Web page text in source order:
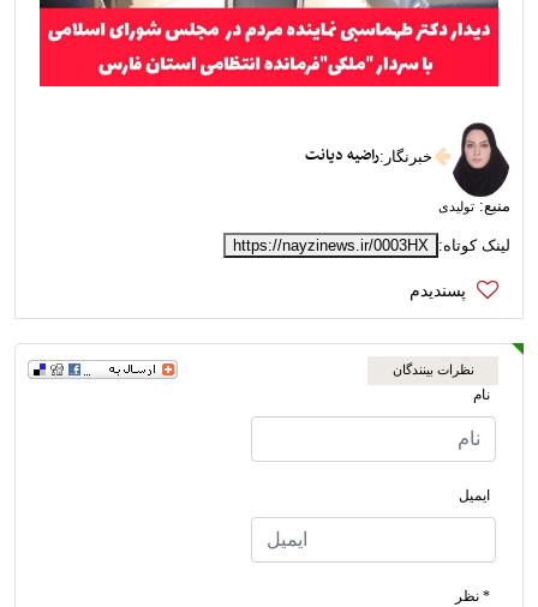
خبرنگار :راضیه دیانت
منبع: تولیدی
لینک کوتاه: https://nayzinews.ir/0003HX
نظرات بینندگان
نام
ایمیل
* نظر